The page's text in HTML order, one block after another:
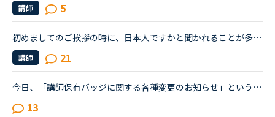
講師 5
初めましてのご挨拶の時に、日本人ですかと聞かれることが多いです。生徒さんはほとんど日本人だと思うのですが、みなさんよく聞かれますか？それとも私の顔が他の国よりなのかな…。日本人ですか？はまだいいとし...
講師 21
今日、「講師保有バッジに関する各種変更のお知らせ」というお知らせが入りましたが、赤字で ※講師はバッジの付いていない教材を取り扱うことができません。とあります。新人のバッジを持ってない講師は一切のレ...
13